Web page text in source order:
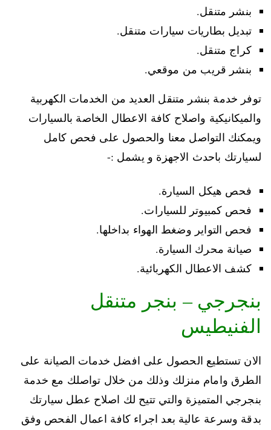
بنشر متنقل.
تبديل بطاريات سيارات متنقل.
كراج متنقل.
بنشر قريب من موقعي.
توفر خدمة بنشر متنقل العديد من الخدمات الكهربية
والميكانيكية واصلاح كافة الاعطال الخاصة بالسيارات
ويمكنك التواصل معنا والحصول على فحص كامل
لسيارتك باحدث الاجهزة و يشمل :-
فحص هيكل السيارة.
فحص كمبيوتر للسيارات.
فحص التواير وضغط الهواء بداخلها.
صيانة محرك السيارة.
كشف الاعطال الكهربائية.
بنجرجي – بنجر متنقل
الفنيطيس
الان تستطيع الحصول على افضل خدمات الصيانة على
الطرق وامام منزلك وذلك من خلال تواصلك مع خدمة
بنجرجي المتميزة والتي تتيح لك اصلاح عطل سيارتك
بدقة وسرعة عالية بعد اجراء كافة اعمال الفحص وفق